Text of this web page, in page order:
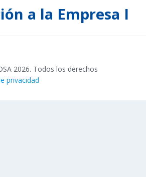
a la Empresa I
2026. Todos los derechos
privacidad